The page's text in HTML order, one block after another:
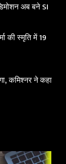
अब बने SI
की स्मृति में 19
कमिश्नर ने कहा